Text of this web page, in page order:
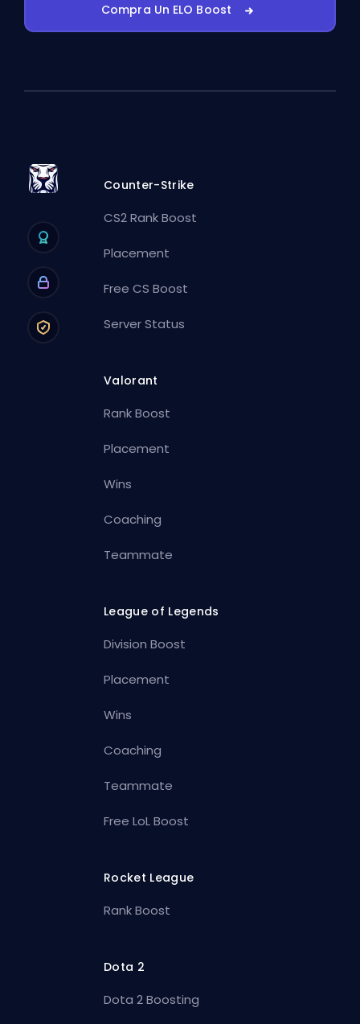
Compra Un ELO Boost
Counter-Strike
CS2 Rank Boost
Placement
Free CS Boost
Server Status
Valorant
Rank Boost
Placement
Wins
Coaching
Teammate
League of Legends
Division Boost
Placement
Wins
Coaching
Teammate
Free LoL Boost
Rocket League
Rank Boost
Dota 2
Dota 2 Boosting